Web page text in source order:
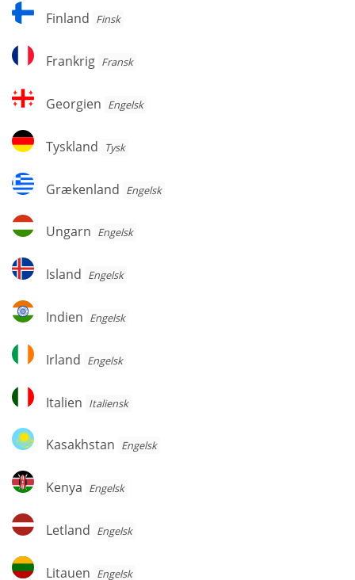
Finland
Finland Finsk
Frankrig
Frankrig Fransk
Georgien
Georgien Engelsk
Tyskland
Tyskland Tysk
Grækenland
Grækenland Engelsk
Ungarn
Ungarn Engelsk
Island
Island Engelsk
Indien
Indien Engelsk
Irland
Irland Engelsk
Italien
Italien Italiensk
Kasakhstan
Kasakhstan Engelsk
Kenya
Kenya Engelsk
Letland
Letland Engelsk
Litauen
Litauen Engelsk